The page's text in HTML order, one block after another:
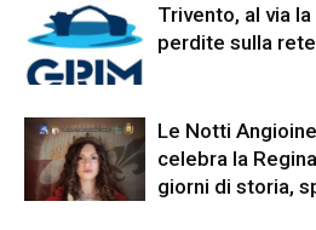
Trivento, al via
perdite sulla
Le Notti
celebra la
giorni di storia,